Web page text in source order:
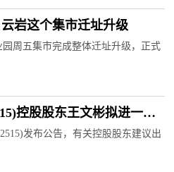
岩这个集市迁址升级
周五集市完成整体迁址升级，正式
控股股东王文彬拟进一步
万股公司股份
发布公告，有关控股股东建议出